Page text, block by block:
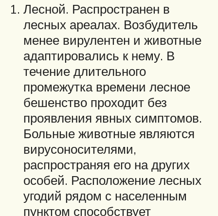
Лесной. Распространен в
лесных ареалах. Возбудитель
менее вирулентен и животные
адаптировались к нему. В
течение длительного
промежутка времени лесное
бешенство проходит без
проявления явных симптомов.
Больные животные являются
вирусоносителями,
распространяя его на других
особей. Расположение лесных
угодий рядом с населенным
пунктом способствует